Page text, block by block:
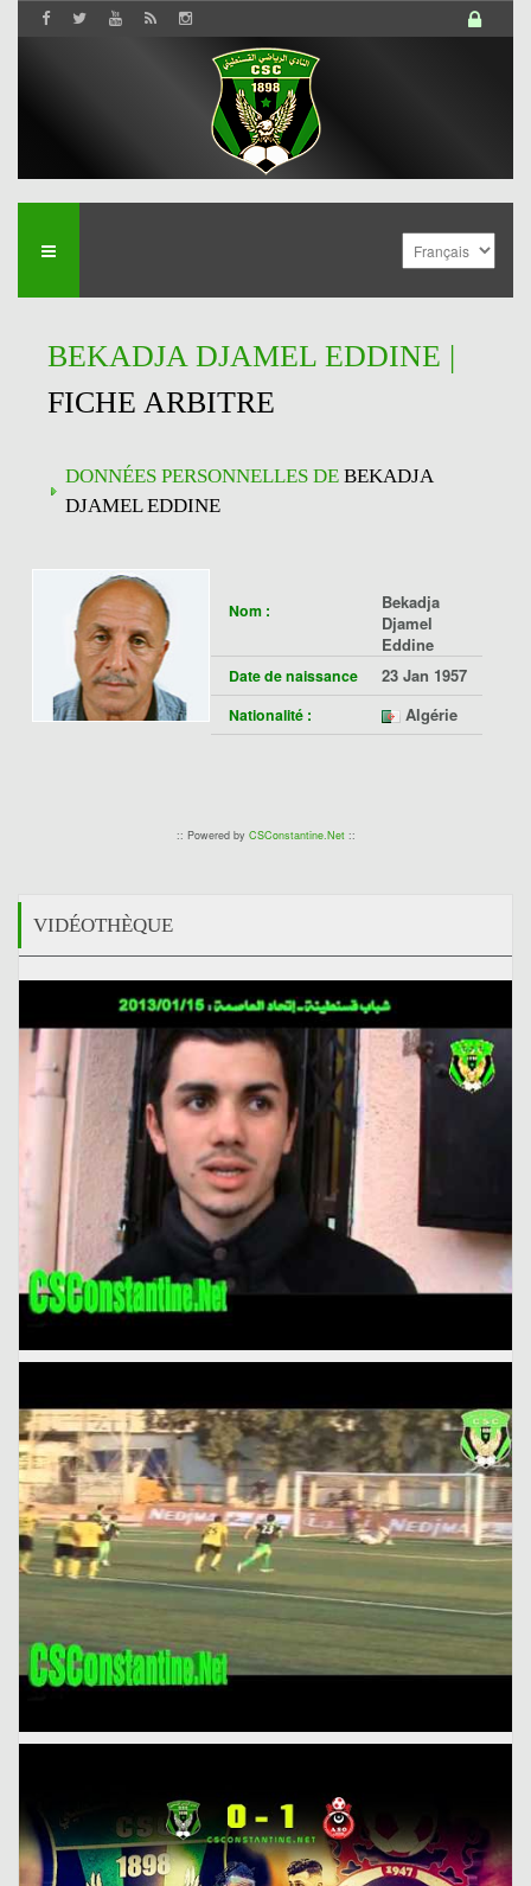
BEKADJA DJAMEL EDDINE |
FICHE ARBITRE
DONNÉES PERSONNELLES DE BEKADJA
DJAMEL EDDINE
Nom :
Bekadja
Djamel
Eddine
Date de naissance 23 Jan 1957
Nationalité : Algérie
:: Powered by CSConstantine.Net::
VIDÉOTHÈQUE